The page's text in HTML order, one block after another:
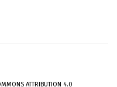
ATTRIBUTION 4.0